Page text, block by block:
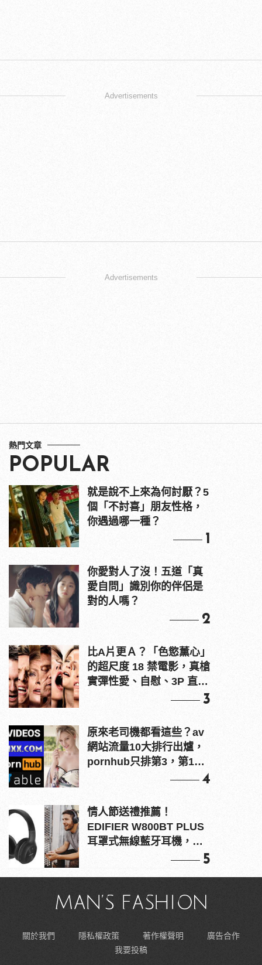
Advertisements
Advertisements
熱門文章
POPULAR
就是說不上來為何討厭？5
個「不討喜」朋友性格，
你遇過哪一種？
1
你愛對人了沒！五道「真
愛自問」識別你的伴侶是
對的人嗎？
2
比A片更Ａ？「色慾薰心」
的超尺度 18 禁電影，真槍
實彈性愛、自慰、3P 直接
3
原來老司機都看這些？av
網站流量10大排行出爐，
pornhub只排第3，第1名
4
情人節送禮推薦！
EDIFIER W800BT PLUS
耳罩式無線藍牙耳機，在
5
關於我們 隱私權政策 著作權聲明
廣告合作
我要投稿